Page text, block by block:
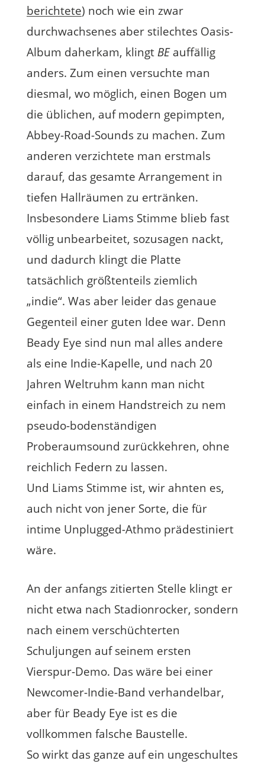
berichtete) noch wie ein zwar
durchwachsenes aber stilechtes Oasis-
Album daherkam, klingt BEauffällig
anders. Zum einen versuchte man
diesmal, wo möglich, einen Bogen um
die üblichen, auf modern gepimpten,
Abbey-Road-Sounds zu machen. Zum
anderen verzichtete man erstmals
darauf, das gesamte Arrangement in
tiefen Hallräumen zu ertränken.
Insbesondere Liams Stimme blieb fast
völlig unbearbeitet, sozusagen nackt,
und dadurch klingt die Platte
tatsächlich größtenteils ziemlich
„indie“. Was aber leider das genaue
Gegenteil einer guten Idee war. Denn
Beady Eye sind nun mal alles andere
als eine Indie-Kapelle, und nach 20
Jahren Weltruhm kann man nicht
einfach in einem Handstreich zu nem
pseudo-bodenständigen
Proberaumsound zurückkehren, ohne
reichlich Federn zu lassen.
Und Liams Stimme ist, wir ahnten es,
auch nicht von jener Sorte, die für
intime Unplugged-Athmo prädestiniert
wäre.
An der anfangs zitierten Stelle klingt er
nicht etwa nach Stadionrocker, sondern
nach einem verschüchterten
Schuljungen auf seinem ersten
Vierspur-Demo. Das wäre bei einer
Newcomer-Indie-Band verhandelbar,
aber für Beady Eye ist es die
vollkommen falsche Baustelle.
So wirkt das ganze auf ein ungeschultes